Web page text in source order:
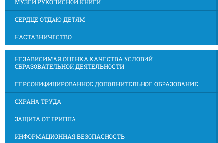
МУЗЕЙ РУКОПИСНОЙ КНИГИ
СЕРДЦЕ ОТДАЮ ДЕТЯМ
НАСТАВНИЧЕСТВО
НЕЗАВИСИМАЯ ОЦЕНКА КАЧЕСТВА УСЛОВИЙ
ОБРАЗОВАТЕЛЬНОЙ ДЕЯТЕЛЬНОСТИ
ПЕРСОНИФИЦИРОВАННОЕ ДОПОЛНИТЕЛЬНОЕ ОБРАЗОВАНИЕ
ОХРАНА ТРУДА
ЗАЩИТА ОТ ГРИППА
ИНФОРМАЦИОННАЯ БЕЗОПАСНОСТЬ